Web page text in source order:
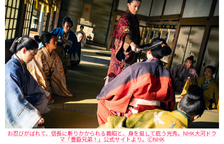
お忍びがばれて、信長に斬りかかられる義昭と、身を挺して庇う光秀。NHK大河ドラ
マ「豊臣兄弟！」公式サイトより。🄫NHK